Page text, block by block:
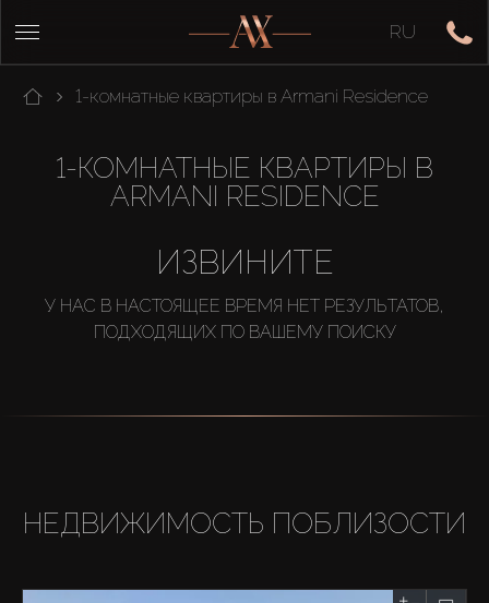
RU
1-комнатные квартиры в Armani Residence
1-КОМНАТНЫЕ КВАРТИРЫ В
ARMANI RESIDENCE
ИЗВИНИТЕ
У НАС В НАСТОЯЩЕЕ ВРЕМЯ НЕТ РЕЗУЛЬТАТОВ,
ПОДХОДЯЩИХ ПО ВАШЕМУ ПОИСКУ
НЕДВИЖИМОСТЬ ПОБЛИЗОСТИ